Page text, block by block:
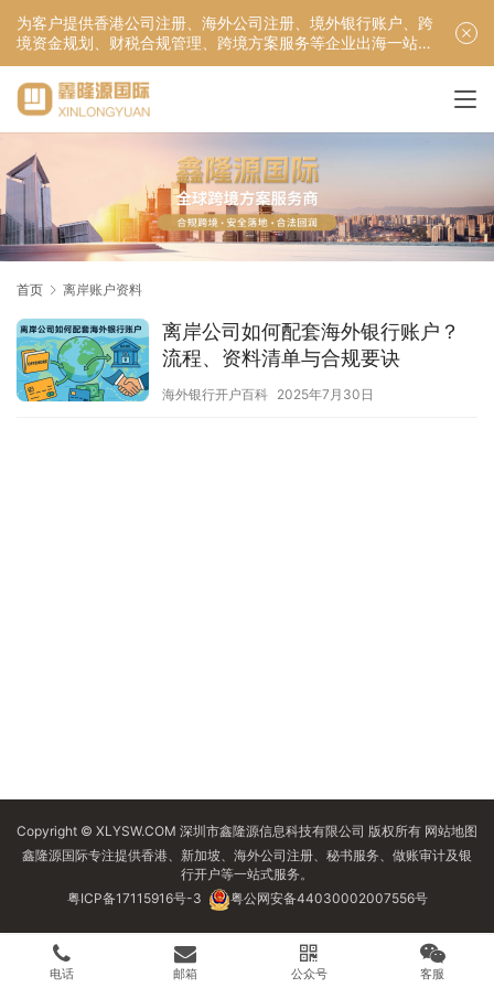
为客户提供香港公司注册、海外公司注册、境外银行账户、跨
境资金规划、财税合规管理、跨境方案服务等企业出海一站式
服务！
首页 离岸账户资料
离岸公司如何配套海外银行账户？
流程、资料清单与合规要诀
海外银行开户百科 2025年7月30日
Copyright © XLYSW.COM 深圳市鑫隆源信息科技有限公司 版权所有 网站地图
鑫隆源国际专注提供香港、新加坡、海外公司注册、秘书服务、做账审计及银
行开户等一站式服务。
粤ICP备17115916号-3
粤公网安备44030002007556号
电话 邮箱 公众号 客服